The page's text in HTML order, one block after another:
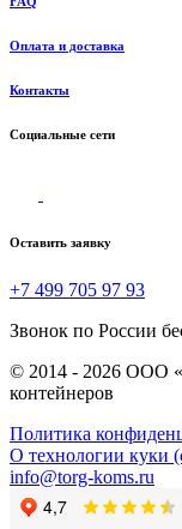
Оплата и доставка
Контакты
Социальные сети
Оставить заявку
+7 499 705 97 93
Звонок по России
© 2014 - 2026 ООО
контейнеров
Политика
О технологии куки
info@torg-koms.ru